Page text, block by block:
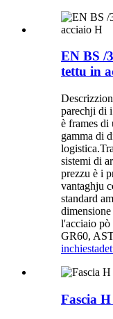
EN BS /
tettu in
parechji di
è frames di
gamma di
sistemi di
prezzu è i
vantaghju
standard
l'acciaio pò
GR60,
inchiesta
Fascia